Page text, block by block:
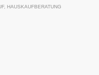
, HAUSKAUFBERATUNG